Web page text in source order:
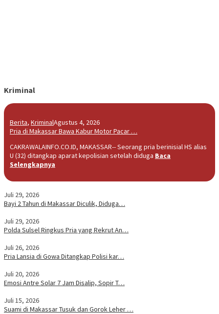
Kriminal
Berita, KriminalAgustus 4, 2026
Pria di Makassar Bawa Kabur Motor Pacar …
CAKRAWALAINFO.CO.ID, MAKASSAR-- Seorang pria berinisial HS alias
U (32) ditangkap aparat kepolisian setelah diduga Baca
Selengkapnya
Juli 29, 2026
Bayi 2 Tahun di Makassar Diculik, Diduga…
Juli 29, 2026
Polda Sulsel Ringkus Pria yang Rekrut An…
Juli 26, 2026
Pria Lansia di Gowa Ditangkap Polisi kar…
Juli 20, 2026
Emosi Antre Solar 7 Jam Disalip, Sopir T…
Juli 15, 2026
Suami di Makassar Tusuk dan Gorok Leher …